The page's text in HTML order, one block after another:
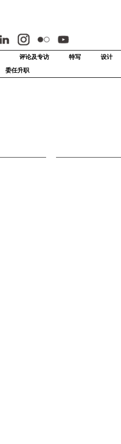
评论及专访 特写 设计
委任升职